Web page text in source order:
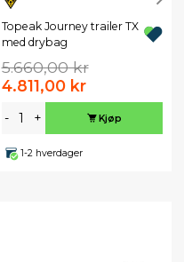
Topeak Journey trailer TX
med drybag
5.660,00 kr
4.811,00 kr
- + Kjøp
1-2 hverdager